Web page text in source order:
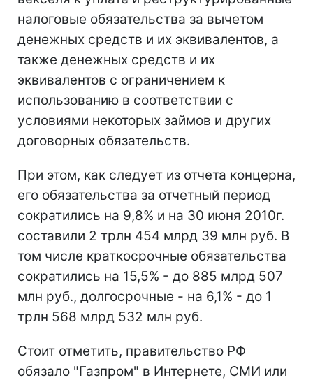
налоговые обязательства за вычетом
денежных средств и их эквивалентов, а
также денежных средств и их
эквивалентов с ограничением к
использованию в соответствии с
условиями некоторых займов и других
договорных обязательств.
При этом, как следует из отчета концерна,
его обязательства за отчетный период
сократились на 9,8% и на 30 июня 2010г.
составили 2 трлн 454 млрд 39 млн руб. В
том числе краткосрочные обязательства
сократились на 15,5% - до 885 млрд 507
млн руб., долгосрочные - на 6,1% - до 1
трлн 568 млрд 532 млн руб.
Стоит отметить, правительство РФ
обязало "Газпром" в Интернете, СМИ или